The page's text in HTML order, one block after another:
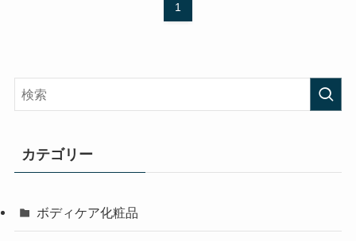
1
カテゴリー
ボディケア化粧品